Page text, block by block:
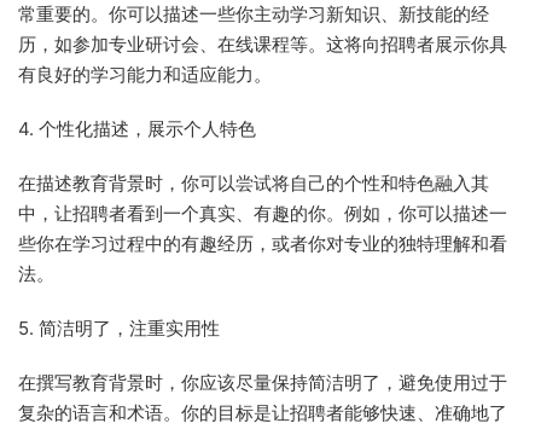
常重要的。你可以描述一些你主动学习新知识、新技能的经
历，如参加专业研讨会、在线课程等。这将向招聘者展示你具
有良好的学习能力和适应能力。
4. 个性化描述，展示个人特色
在描述教育背景时，你可以尝试将自己的个性和特色融入其
中，让招聘者看到一个真实、有趣的你。例如，你可以描述一
些你在学习过程中的有趣经历，或者你对专业的独特理解和看
法。
5. 简洁明了，注重实用性
在撰写教育背景时，你应该尽量保持简洁明了，避免使用过于
复杂的语言和术语。你的目标是让招聘者能够快速、准确地了